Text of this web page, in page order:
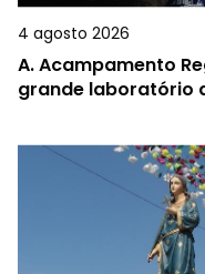
4 agosto 2026
A.Acampamento
grande laboratório